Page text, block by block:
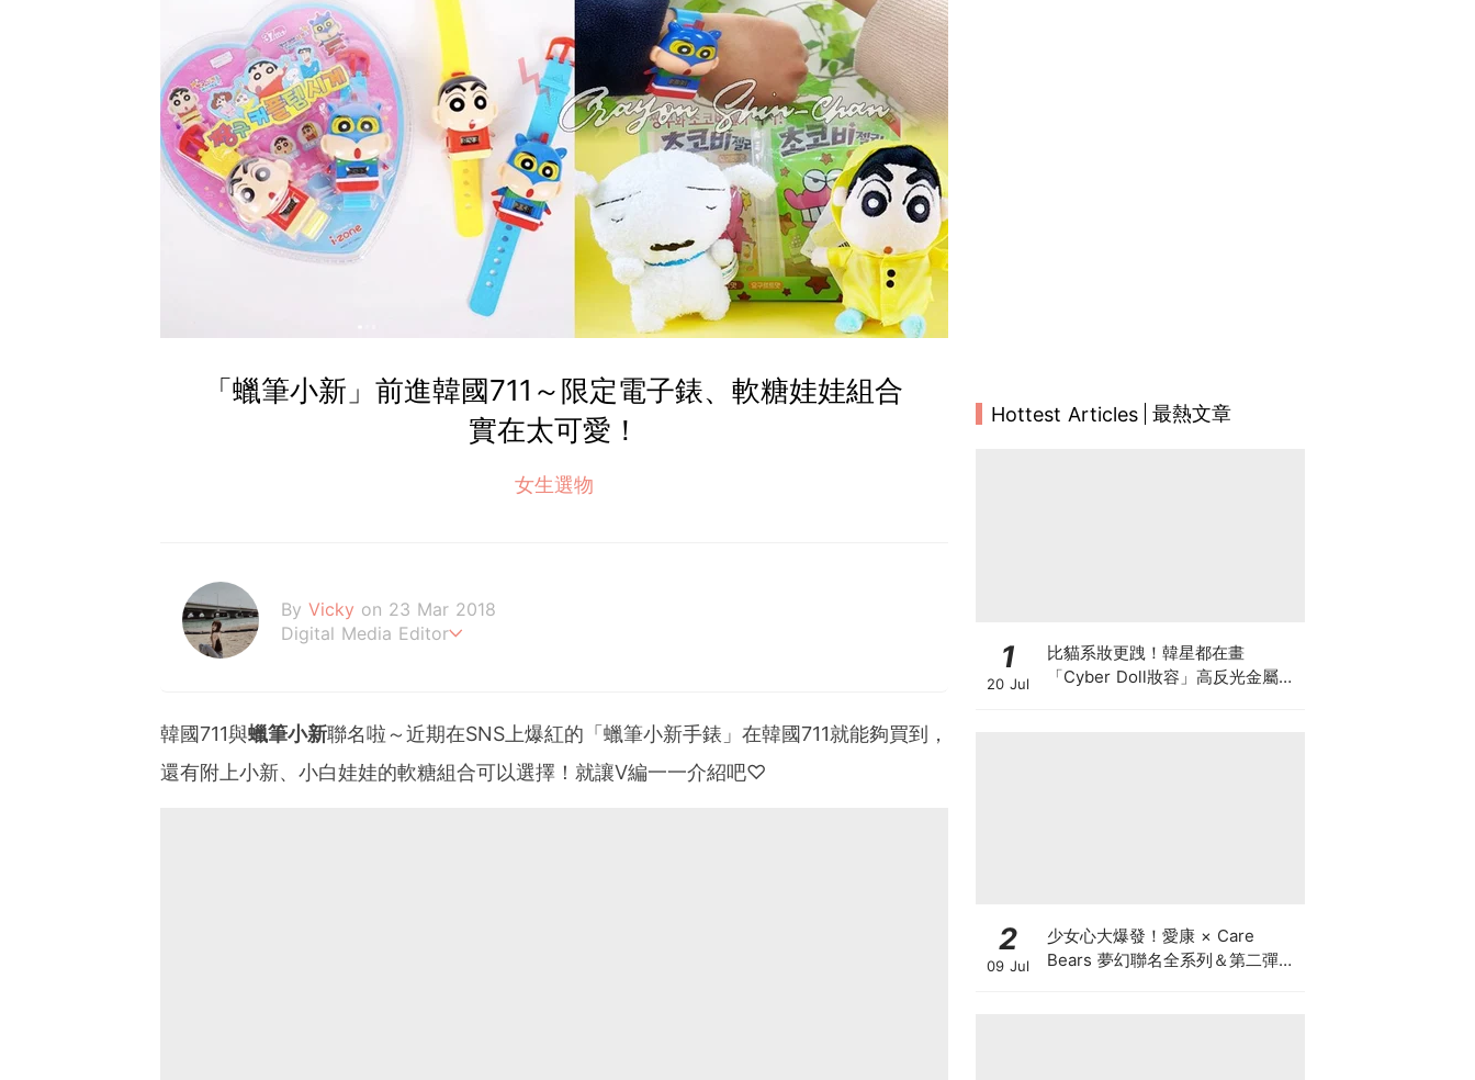
「蠟筆小新」前進韓國711～限定電子錶、軟糖娃娃組合
實在太可愛！
女生選物
By Vicky on 23 Mar 2018
Digital Media Editor
韓國711與蠟筆小新聯名啦～近期在SNS上爆紅的「蠟筆小新手錶」在韓國711就能夠買到，
還有附上小新、小白娃娃的軟糖組合可以選擇！就讓V編一一介紹吧♡
Hottest Articles 最熱文章
1
20 Jul
比貓系妝更跩！韓星都在畫
「Cyber Doll妝容」高反光金屬感
2
09 Jul
少女心大爆發！愛康 × Care
Bears 夢幻聯名全系列＆第二彈萌